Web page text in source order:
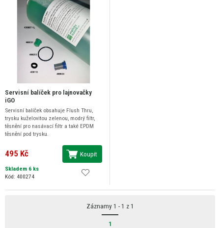
Servisní balíček pro lajnovačky
iGO
Servisní balíček obsahuje Flush Thru,
trysku kuželovitou zelenou, modrý filtr,
těsnění pro nasávací filtr a také EPDM
těsnění pod trysku.
495 Kč Koupit
Skladem 6 ks
Kód: 400274
Záznamy 1 - 1 z 1
1